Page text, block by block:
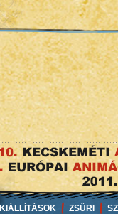
KIÁLLÍTÁSOK ZSŰRI